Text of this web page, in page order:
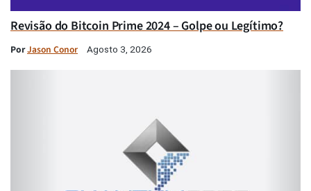
Revisão do Bitcoin Prime 2024 – Golpe ou Legítimo?
PorJason Conor Agosto 3, 2026